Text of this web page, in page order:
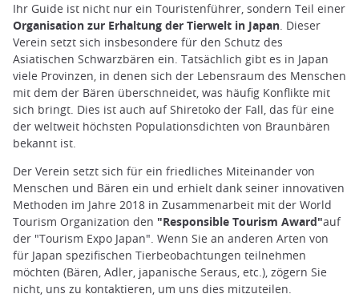
Ihr Guide ist nicht nur ein Touristenführer, sondern Teil einer
Organisation zur Erhaltung der Tierwelt in Japan. Dieser
Verein setzt sich insbesondere für den Schutz des
Asiatischen Schwarzbären ein. Tatsächlich gibt es in Japan
viele Provinzen, in denen sich der Lebensraum des Menschen
mit dem der Bären überschneidet, was häufig Konflikte mit
sich bringt. Dies ist auch auf Shiretoko der Fall, das für eine
der weltweit höchsten Populationsdichten von Braunbären
bekannt ist.
Der Verein setzt sich für ein friedliches Miteinander von
Menschen und Bären ein und erhielt dank seiner innovativen
Methoden im Jahre 2018 in Zusammenarbeit mit der World
Tourism Organization den "Responsible Tourism Award"auf
der "Tourism Expo Japan". Wenn Sie an anderen Arten von
für Japan spezifischen Tierbeobachtungen teilnehmen
möchten (Bären, Adler, japanische Seraus, etc.), zögern Sie
nicht, uns zu kontaktieren, um uns dies mitzuteilen.